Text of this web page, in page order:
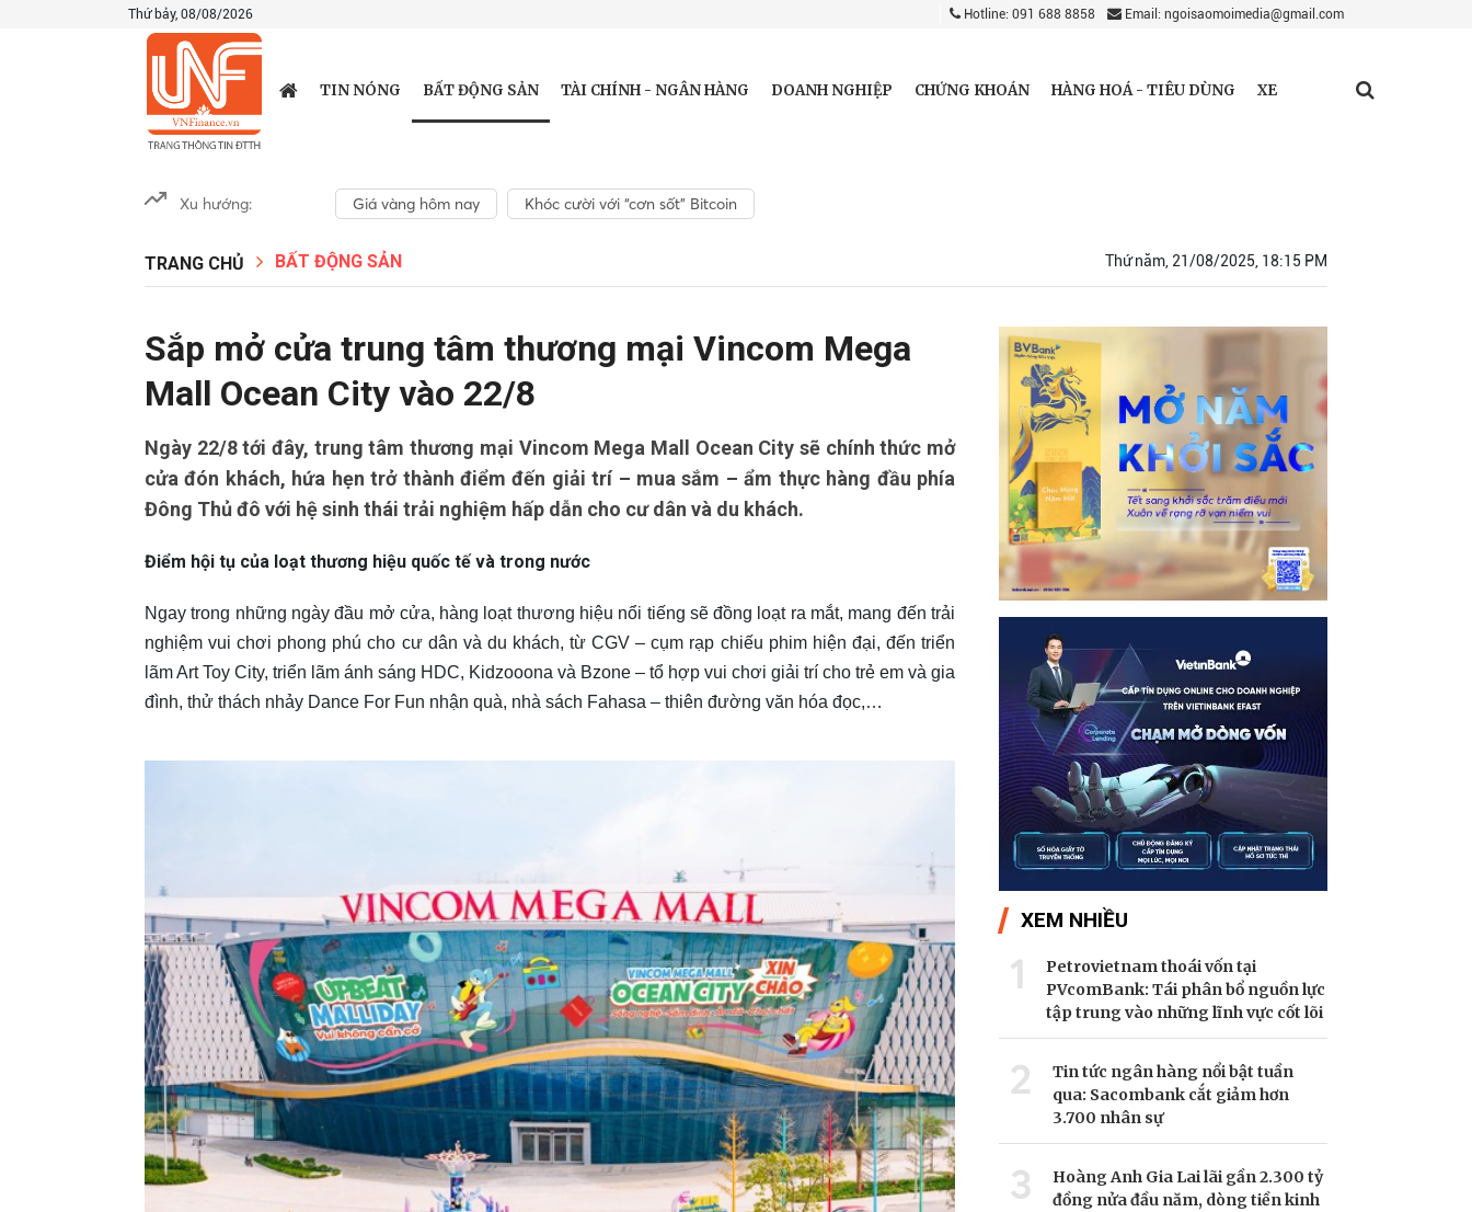
Thứ bảy, 08/08/2026 Hotline: 091 688 8858 Email: ngoisaomoimedia@gmail.com
TIN NÓNG BẤT ĐỘNG SẢN TÀI CHÍNH - NGÂN HÀNG DOANH NGHIỆP CHỨNG KHOÁN HÀNG HOÁ - TIÊU DÙNG XE
Xu hướng: Giá vàng hôm nay Khóc cười với “cơn sốt” Bitcoin
TRANG CHỦ BẤT ĐỘNG SẢN Thứ năm, 21/08/2025, 18:15 PM
Sắp mở cửa trung tâm thương mại Vincom Mega
Mall Ocean City vào 22/8
Ngày 22/8 tới đây, trung tâm thương mại Vincom Mega Mall Ocean City sẽ chính thức mở
cửa đón khách, hứa hẹn trở thành điểm đến giải trí – mua sắm – ẩm thực hàng đầu phía
Đông Thủ đô với hệ sinh thái trải nghiệm hấp dẫn cho cư dân và du khách.
Điểm hội tụ của loạt thương hiệu quốc tế và trong nước
Ngay trong những ngày đầu mở cửa, hàng loạt thương hiệu nổi tiếng sẽ đồng loạt ra mắt, mang đến trải
nghiệm vui chơi phong phú cho cư dân và du khách, từ CGV – cụm rạp chiếu phim hiện đại, đến triển
lãm Art Toy City, triển lãm ánh sáng HDC, Kidzooona và Bzone – tổ hợp vui chơi giải trí cho trẻ em và gia
đình, thử thách nhảy Dance For Fun nhận quà, nhà sách Fahasa – thiên đường văn hóa đọc,…
XEM NHIỀU
1
Petrovietnam thoái vốn tại
PVcomBank: Tái phân bổ nguồn lực
tập trung vào những lĩnh vực cốt lõi
2
Tin tức ngân hàng nổi bật tuần
qua: Sacombank cắt giảm hơn
3.700 nhân sự
3
Hoàng Anh Gia Lai lãi gần 2.300 tỷ
đồng nửa đầu năm, dòng tiền kinh